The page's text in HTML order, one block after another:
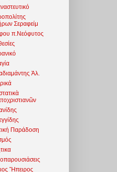
Σεραφείμ
π.Νεόφυτος
Ἀλ.
Παράδοση
Ἤπειρος